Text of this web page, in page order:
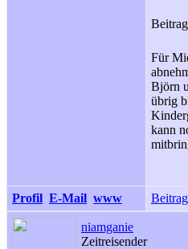
Beitrag
Für
Björn
übrig
kann
Profil E-Mail www
niamganie
Zeitreisender